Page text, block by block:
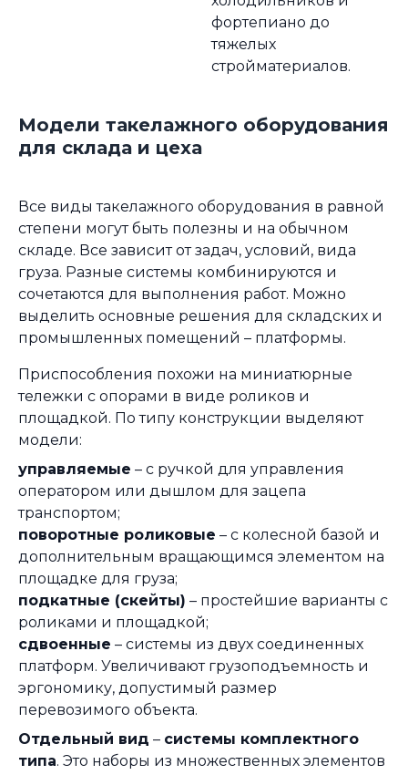
фортепиано до
тяжелых
стройматериалов.
Модели такелажного оборудования
для склада и цеха
Все виды такелажного оборудования в равной
степени могут быть полезны и на обычном
складе. Все зависит от задач, условий, вида
груза. Разные системы комбинируются и
сочетаются для выполнения работ. Можно
выделить основные решения для складских и
промышленных помещений – платформы.
Приспособления похожи на миниатюрные
тележки с опорами в виде роликов и
площадкой. По типу конструкции выделяют
модели:
управляемые – с ручкой для управления
оператором или дышлом для зацепа
транспортом;
поворотные роликовые – с колесной базой и
дополнительным вращающимся элементом на
площадке для груза;
подкатные (скейты) – простейшие варианты с
роликами и площадкой;
сдвоенные – системы из двух соединенных
платформ. Увеличивают грузоподъемность и
эргономику, допустимый размер
перевозимого объекта.
Отдельный вид – системы комплектного
типа. Это наборы из множественных элементов